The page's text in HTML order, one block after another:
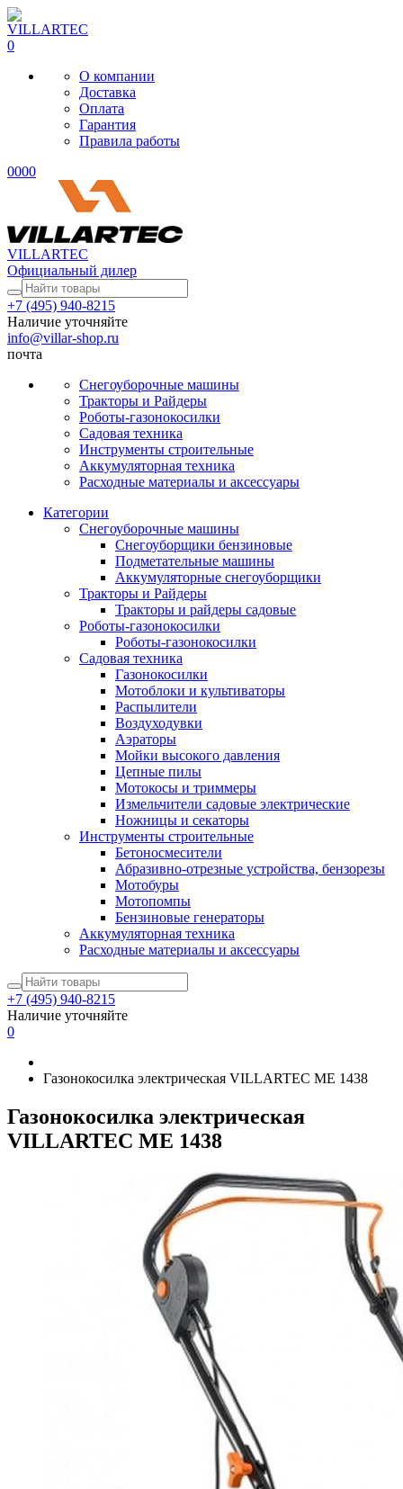
0
О компании
Доставка
Оплата
Гарантия
Правила работы
0000
VILLARTEC
Официальный дилер
+7 (495) 940-8215
Наличие уточняйте
info@villar-shop.ru
почта
Снегоуборочные машины
Тракторы и Райдеры
Роботы-газонокосилки
Садовая техника
Инструменты строительные
Аккумуляторная техника
Расходные материалы и аксессуары
Категории
Снегоуборочные машины
Снегоуборщики бензиновые
Подметательные машины
Аккумуляторные снегоуборщики
Тракторы и Райдеры
Тракторы и райдеры садовые
Роботы-газонокосилки
Роботы-газонокосилки
Садовая техника
Газонокосилки
Мотоблоки и культиваторы
Распылители
Воздуходувки
Аэраторы
Мойки высокого давления
Цепные пилы
Мотокосы и триммеры
Измельчители садовые электрические
Ножницы и секаторы
Инструменты строительные
Бетоносмесители
Абразивно-отрезные устройства, бензорезы
Мотобуры
Мотопомпы
Бензиновые генераторы
Аккумуляторная техника
Расходные материалы и аксессуары
+7 (495) 940-8215
Наличие уточняйте
0
Газонокосилка электрическая VILLARTEC ME 1438
Газонокосилка электрическая
VILLARTEC ME 1438